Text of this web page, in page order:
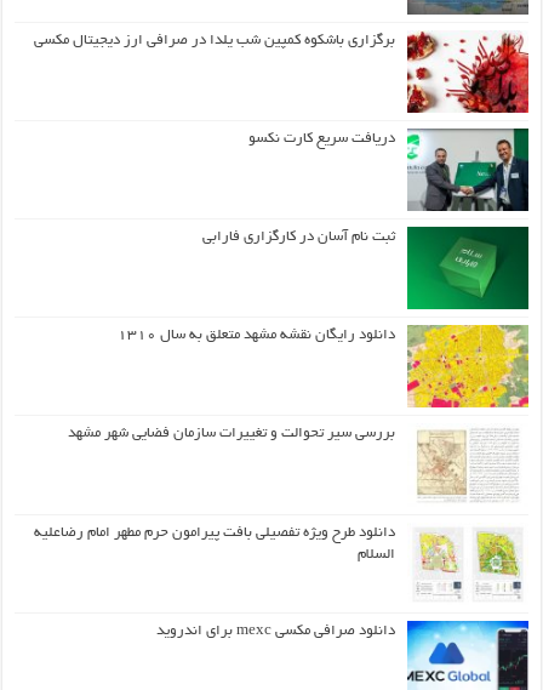
برگزاری باشکوه کمپین شب یلدا در صرافی ارز دیجیتال مکسی
دریافت سریع کارت نکسو
ثبت نام آسان در کارگزاری فارابی
دانلود رایگان نقشه مشهد متعلق به سال ۱۳۱۰
بررسی سیر تحوالت و تغییرات سازمان فضایی شهر مشهد
دانلود طرح ويژه تفصيلي بافت پيرامون حرم مطهر امام رضاعليه
السلام
دانلود صرافی مکسی mexc برای اندروید